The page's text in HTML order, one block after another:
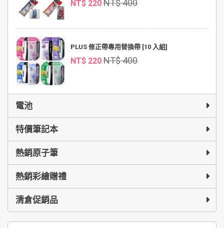
NT$ 220 NT$ 400
PLUS 修正帶專用替換帶 [10 入組]
NT$ 220 NT$ 400
電池
特價筆記本
熱銷原子筆
熱銷彩繪贈禮
清倉促銷品